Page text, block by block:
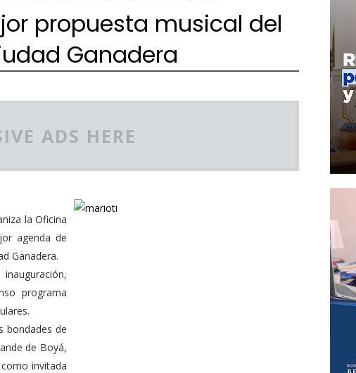
propuesta musical del
Ganadera
ADS HERE
la Oficina
agenda de
Ganadera.
programa
bondades de
de Boyá,
invitada